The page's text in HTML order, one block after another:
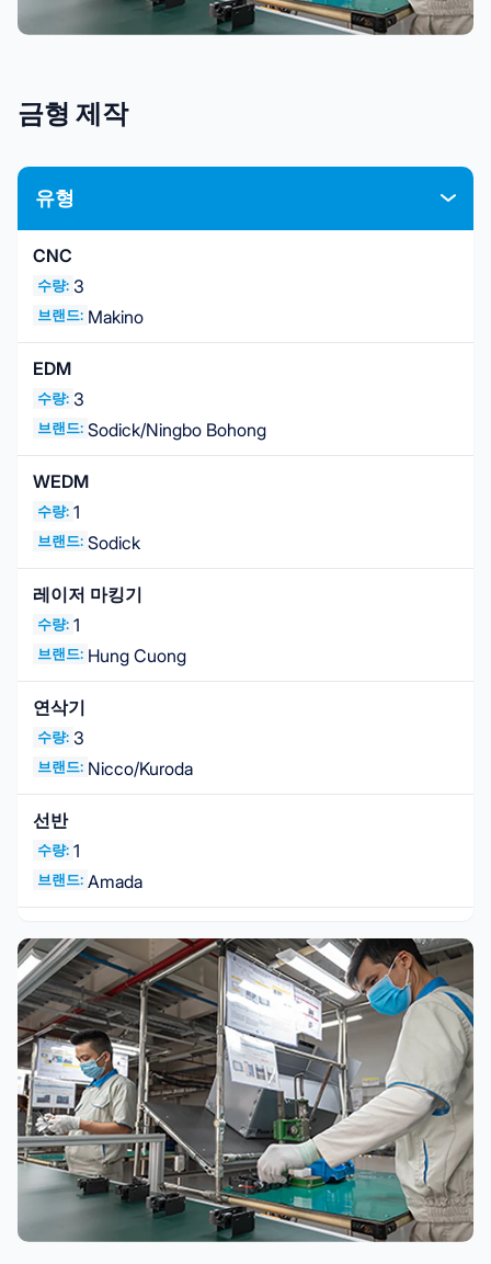
금형 제작
유형
CNC
수량: 3
브랜드: Makino
EDM
수량: 3
브랜드: Sodick/Ningbo Bohong
WEDM
수량: 1
브랜드: Sodick
레이저 마킹기
수량: 1
브랜드: Hung Cuong
연삭기
수량: 3
브랜드: Nicco/Kuroda
선반
수량: 1
브랜드: Amada
수량: 2
브랜드: Okuma & Howa
톱기계
수량: 1
브랜드: Amada
드릴링 머신
수량: 1